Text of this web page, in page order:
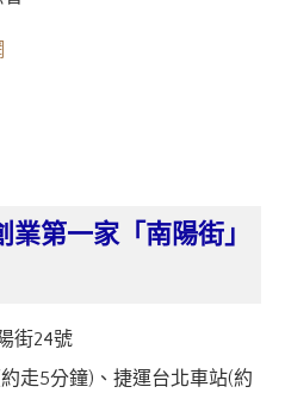
第一家「南陽街」
街24號
走5分鐘)、捷運台北車站(約